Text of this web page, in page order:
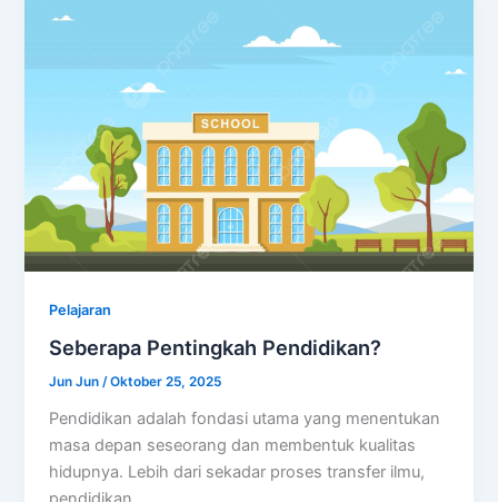
Pelajaran
Seberapa Pentingkah Pendidikan?
Jun Jun/Oktober 25, 2025
Pendidikan adalah fondasi utama yang menentukan
masa depan seseorang dan membentuk kualitas
hidupnya. Lebih dari sekadar proses transfer ilmu,